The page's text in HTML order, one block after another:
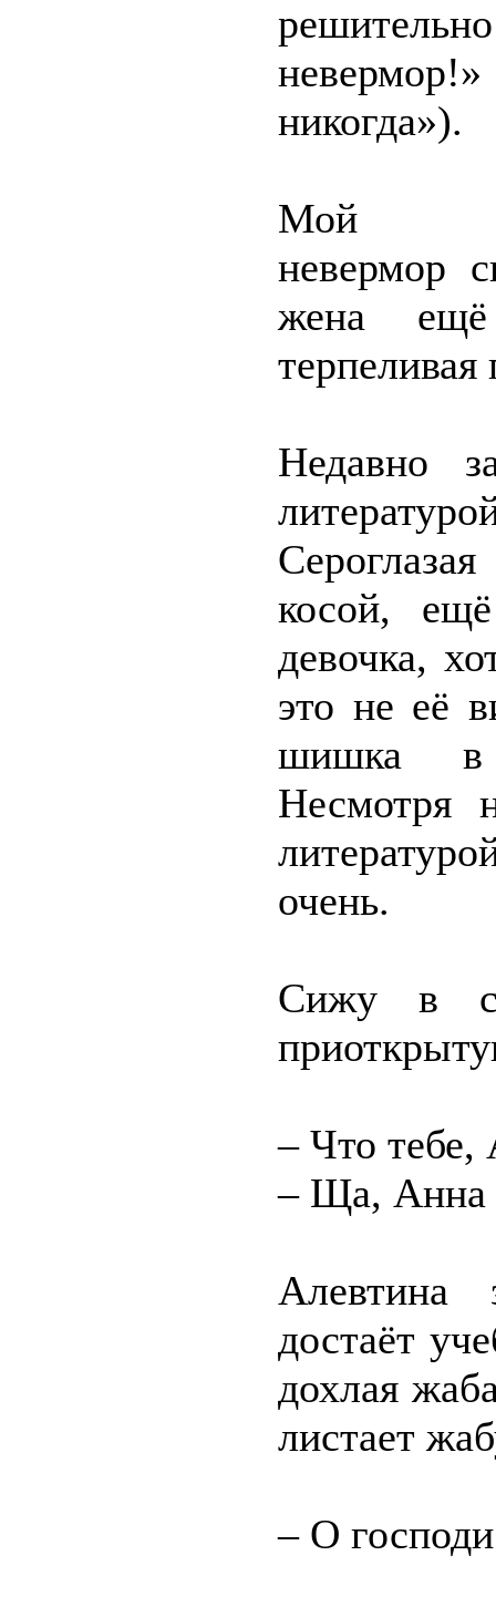
никогда»).
Мой
невермор
жена
Недавно
косой,
девочка,
это не её
шишка в
Несмотря
очень.
Сижу в
– Что тебе,
– Ща, Анна
Алевтина
достаёт
дохлая
листает
– О